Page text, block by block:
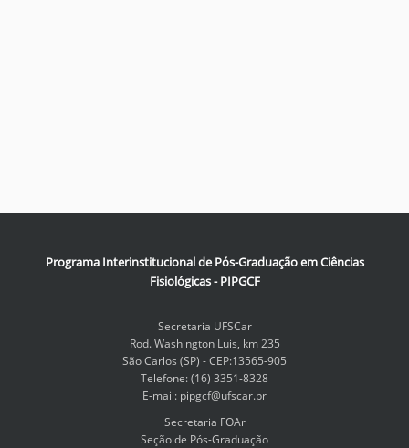
Programa Interinstitucional de Pós-Graduação em Ciências
Fisiológicas - PIPGCF
Secretaria UFSCar
Rod. Washington Luis, km 235
São Carlos (SP) - CEP:13565-905
Telefone: (16) 3351-8328
E-mail: pipgcf@ufscar.br
Secretaria FOAr
Seção de Pós-Graduação